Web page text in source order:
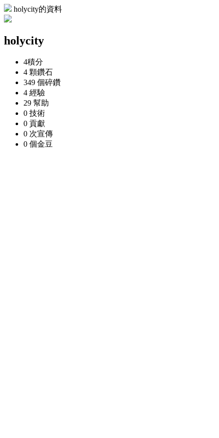
holycity的資料
holycity
4積分
4 顆鑽石
349 個碎鑽
4 經驗
29 幫助
0 技術
0 貢獻
0 次宣傳
0 個金豆